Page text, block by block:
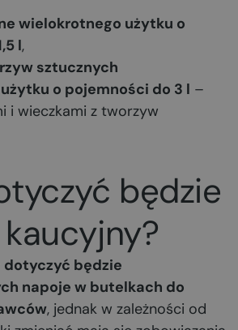
wielokrotnego użytku o
l,
sztucznych
o pojemności do 3 l –
i wieczkami z tworzyw
będzie
dotyczyć będzie
napoje w butelkach do
, jednak w zależności od